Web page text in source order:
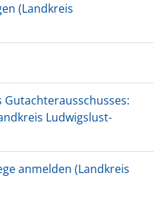
(Landkreis
Ludwigslust-
anmelden (Landkreis